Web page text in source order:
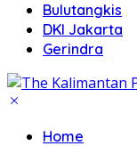
Bulutangkis
DKI Jakarta
Gerindra
Home